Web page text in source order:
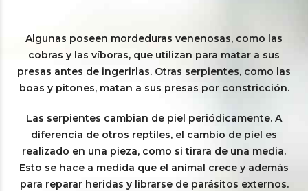
Algunas poseen mordeduras venenosas, como las
cobras y las víboras, que utilizan para matar a sus
presas antes de ingerirlas. Otras serpientes, como las
boas y pitones, matan a sus presas por constricción.
Las serpientes cambian de piel periódicamente. A
diferencia de otros reptiles, el cambio de piel es
realizado en una pieza, como si tirara de una media.
Esto se hace a medida que el animal crece y además
para reparar heridas y librarse de parásitos externos.